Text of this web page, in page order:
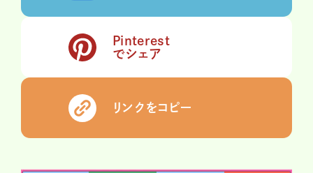
Pinterest
でシェア
リンクをコピー